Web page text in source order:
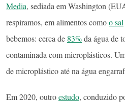
Media, sediada em Washington
respiramos, em alimentos comoo sal
bebemos: cerca de 83%da água de
contaminada com microplásticos.
de microplástico até na água
Em 2020, outroestudo, conduzido